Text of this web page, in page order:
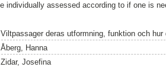
individually assessed according to if one is
Viltpassager deras utformning, funktion och
Åberg, Hanna
Zidar, Josefina